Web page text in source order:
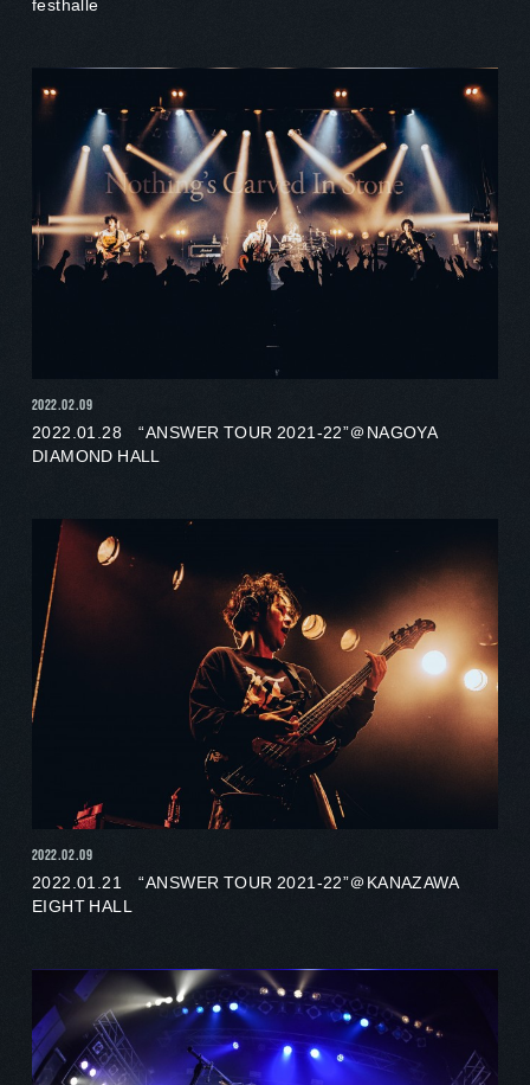
2022.02.09
2022.01.28 “ANSWER TOUR 2021-22”＠NAGOYA
DIAMOND HALL
2022.02.09
2022.01.21 “ANSWER TOUR 2021-22”＠KANAZAWA
EIGHT HALL